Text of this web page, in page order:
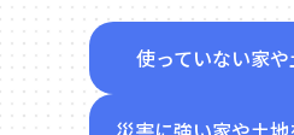
使っていない家